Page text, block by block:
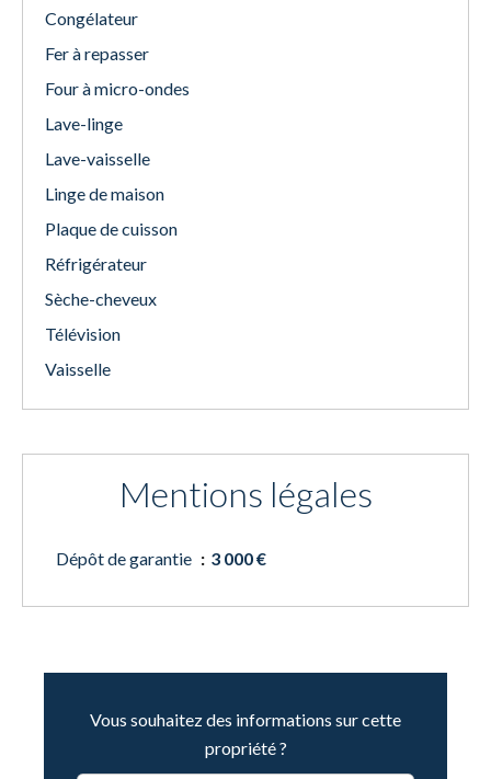
Congélateur
Fer à repasser
Four à micro-ondes
Lave-linge
Lave-vaisselle
Linge de maison
Plaque de cuisson
Réfrigérateur
Sèche-cheveux
Télévision
Vaisselle
Mentions légales
Dépôt de garantie 3 000 €
Vous souhaitez des informations sur cette
propriété ?